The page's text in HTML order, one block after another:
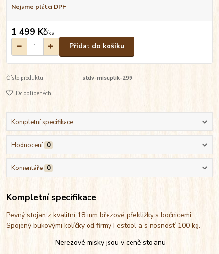
Nejsme plátci DPH
1 499 Kč/ks
Přidat do košíku
Číslo produktu: stdv-misuplik-299
Do oblíbených
Kompletní specifikace
Hodnocení 0
Komentáře 0
Kompletní specifikace
Pevný stojan z kvalitní 18 mm březové překližky s bočnicemi.
Spojený bukovými kolíčky od firmy Festool a s nosností 100 kg.
Nerezové misky jsou v ceně stojanu